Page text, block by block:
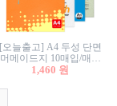
[오늘출고] A4 두성 단면
머메이드지 10매입/매직
터치/색지/색상지/색복사
칼라색지/고급복사지
1,460 원